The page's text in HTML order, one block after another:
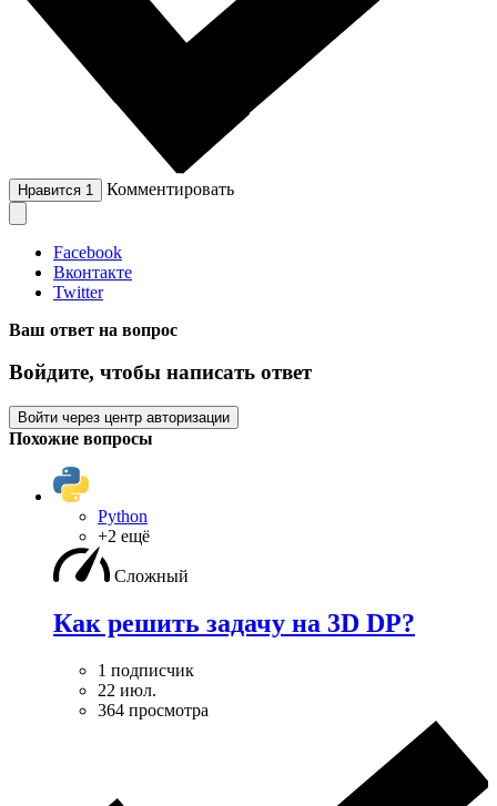
Нравится 1 Комментировать
Facebook
Вконтакте
Twitter
Ваш ответ на вопрос
Войдите, чтобы написать ответ
Войти через центр авторизации
Похожие вопросы
Python
+2 ещё
Сложный
Как решить задачу на 3D DP?
1 подписчик
22 июл.
364 просмотра